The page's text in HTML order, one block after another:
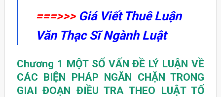
===>>> Giá Viết Thuê Luận
Văn Thạc Sĩ Ngành Luật
Chương 1 MỘT SỐ VẤN ĐỀ LÝ LUẬNVỀ
CÁC BIỆN PHÁP NGĂN CHẶN TRONG
GIAI ĐOẠN ĐIỀU TRA THEO LUẬT TỐ